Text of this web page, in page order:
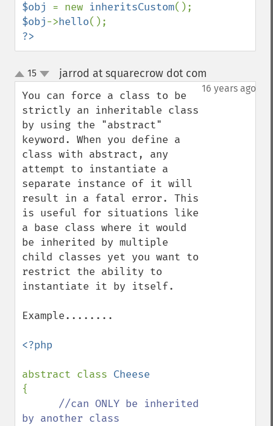
$obj = new inheritsCustom
$obj->hello
?>
up
down
15 jarrod at squarecrow dot com
16 years ago
You can force a class to be
strictly an inheritable class
by using the "abstract"
keyword. When you define a
class with abstract, any
attempt to instantiate a
separate instance of it will
result in a fatal error. This
is useful for situations like
a base class where it would
be inherited by multiple
child classes yet you want to
restrict the ability to
instantiate it by itself.
Example........
<?php
abstract class
{
//can ONLY be inherited